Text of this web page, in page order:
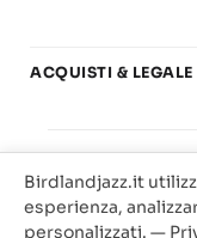
Basi play-along
Offerte
Carta del Docente
ACQUISTI & LEGALE
Privacy & Cookie
Birdland
Birdlandjazz.it
esperienza,
personalizzati. —